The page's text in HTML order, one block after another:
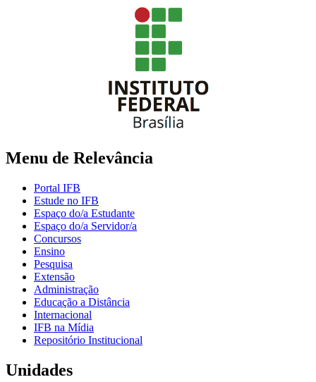
Menu de Relevância
Portal IFB
Estude no IFB
Espaço do/a Estudante
Espaço do/a Servidor/a
Concursos
Ensino
Pesquisa
Extensão
Administração
Educação a Distância
Internacional
IFB na Mídia
Repositório Institucional
Unidades